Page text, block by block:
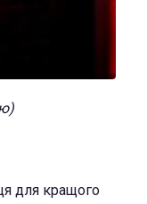
для кращого